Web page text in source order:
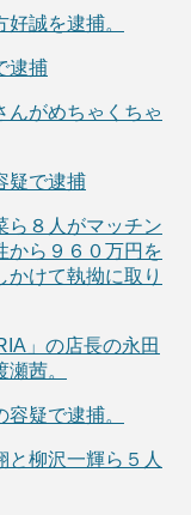
誠を逮捕。
逮捕
んがめちゃくちゃ
疑で逮捕
ら８人がマッチン
から９６０万円を
かけて執拗に取り
」の店長の永田
茜。
疑で逮捕。
と柳沢一輝ら５人